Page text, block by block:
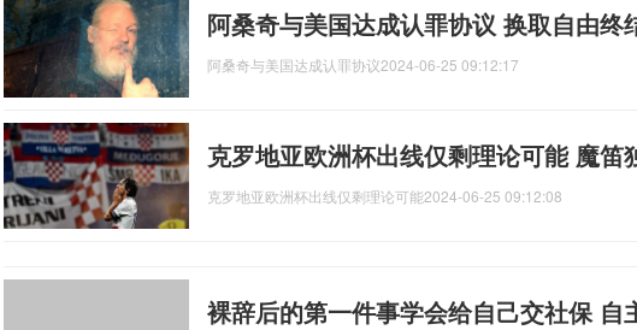
阿桑奇与美国达成认罪协议 换取自由终
阿桑奇与美国达成认罪协议2024-06-25 09:12:17
克罗地亚欧洲杯出线仅剩理论可能 魔笛
克罗地亚欧洲杯出线仅剩理论可能2024-06-25 09:12:08
裸辞后的第一件事学会给自己交社保 自